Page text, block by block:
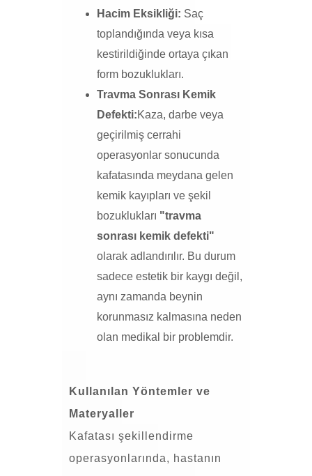
Hacim Eksikliği: Saç
toplandığında veya kısa
kestirildiğinde ortaya çıkan
form bozuklukları.
Travma Sonrası Kemik
Defekti:Kaza, darbe veya
geçirilmiş cerrahi
operasyonlar sonucunda
kafatasında meydana gelen
kemik kayıpları ve şekil
bozuklukları "travma
sonrası kemik defekti"
olarak adlandırılır. Bu durum
sadece estetik bir kaygı değil,
aynı zamanda beynin
korunmasız kalmasına neden
olan medikal bir problemdir.
Kullanılan Yöntemler ve
Materyaller
Kafatası şekillendirme
operasyonlarında, hastanın